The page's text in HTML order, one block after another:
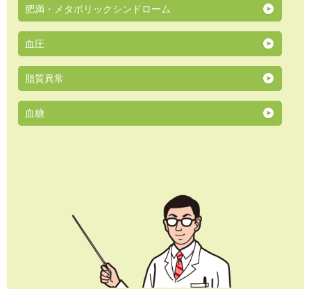
肥満・メタボリックシンドローム
血圧
脂質異常
血糖